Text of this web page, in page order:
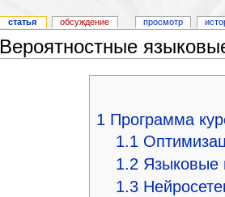
Вероятностные
1 Программа
1.1
1.2 Языковые
1.3
статья обсуждение просмотр